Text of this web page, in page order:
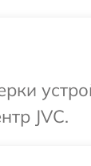
JVC.